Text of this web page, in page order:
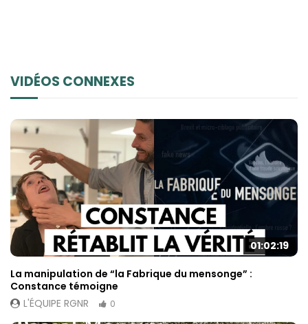
VIDÉOS CONNEXES
01:02:19
La manipulation de “la Fabrique du mensonge” :
Constance témoigne
L'ÉQUIPE RGNR
0